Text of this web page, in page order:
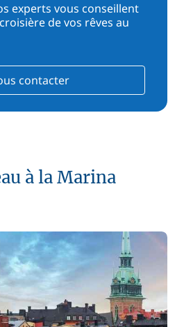
experts vous conseillent
de vos rêves au
contacter
à la Marina